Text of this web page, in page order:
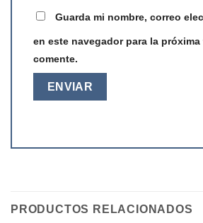
Guarda mi nombre, correo
en este navegador para la próxima
comente.
PRODUCTOS RELACIONADOS